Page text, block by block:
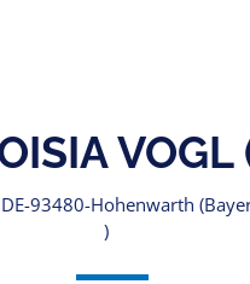
VOGL
93480-Hohenwarth
)